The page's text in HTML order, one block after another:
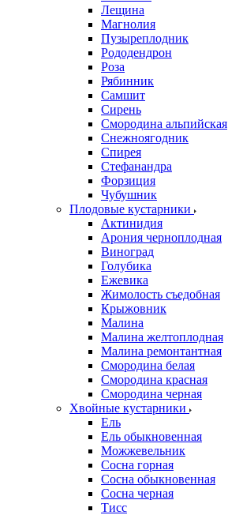
Лещина
Магнолия
Пузыреплодник
Рододендрон
Роза
Рябинник
Самшит
Сирень
Смородина альпийская
Снежноягодник
Спирея
Стефанандра
Форзиция
Чубушник
Плодовые кустарники
Актинидия
Арония черноплодная
Виноград
Голубика
Ежевика
Жимолость съедобная
Крыжовник
Малина
Малина желтоплодная
Малина ремонтантная
Смородина белая
Смородина красная
Смородина черная
Хвойные кустарники
Ель
Ель обыкновенная
Можжевельник
Сосна горная
Сосна обыкновенная
Сосна черная
Тисс